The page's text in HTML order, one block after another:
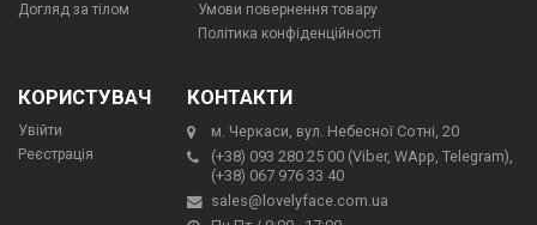
Догляд за тілом
Умови повернення товару
Політика конфіденційності
КОРИСТУВАЧ
Увійти
Реєстрація
КОНТАКТИ
м. Черкаси, вул. Небесної Сотні, 20
(+38) 093 280 25 00 (Viber, WApp, Telegram),
(+38) 067 976 33 40
sales@lovelyface.com.ua